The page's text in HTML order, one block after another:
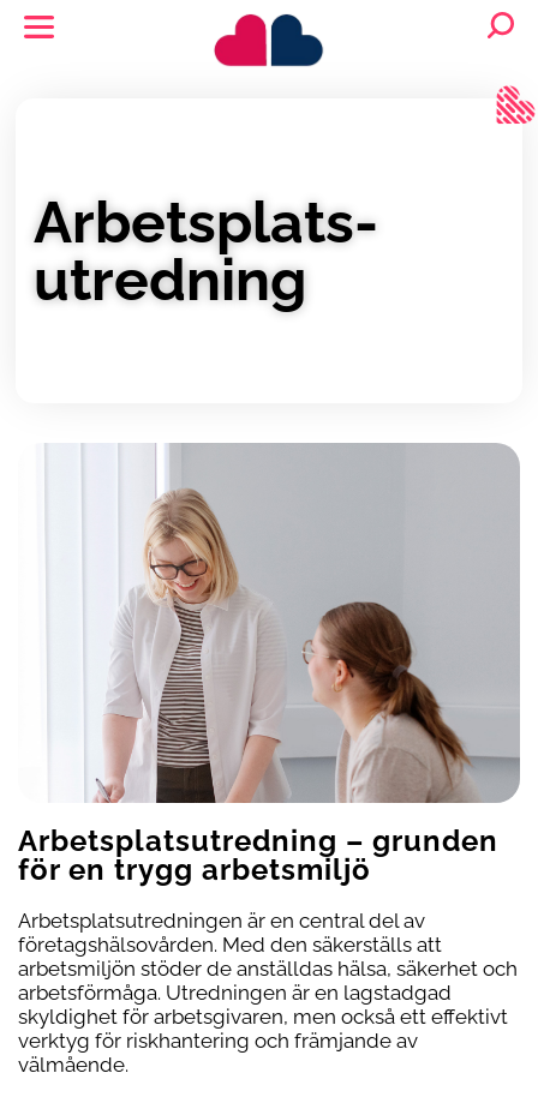
Arbetsplats­
utredning
Arbetsplatsu­tredning – grunden
för en trygg arbetsmiljö
Arbetsplatsutredningen är en central del av
företagshälsovården. Med den säkerställs att
arbetsmiljön stöder de anställdas hälsa, säkerhet och
arbetsförmåga. Utredningen är en lagstadgad
skyldighet för arbetsgivaren, men också ett effektivt
verktyg för riskhantering och främjande av
välmående.